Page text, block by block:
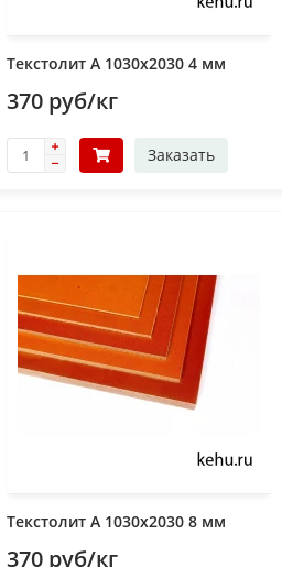
Текстолит А 1030х2030 4 мм
370 руб/кг
Заказать
Текстолит А 1030х2030 8 мм
370 руб/кг